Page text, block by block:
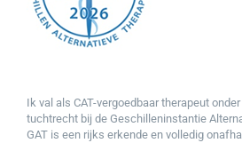
Ik val als CAT-vergoedbaar therapeut
tuchtrecht bij de Geschilleninstantie
GAT is een rijks erkende en volledig